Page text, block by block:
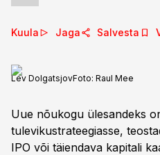
Kuula Jaga Salvesta
Lev DolgatsjovFoto: Raul Mee
Uue nõukogu ülesandeks
tulevikustrateegiasse,
IPO või täiendava kapitali